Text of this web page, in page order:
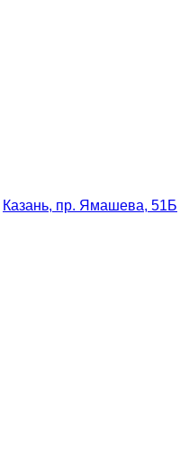
Казань, пр. Ямашева, 51Б